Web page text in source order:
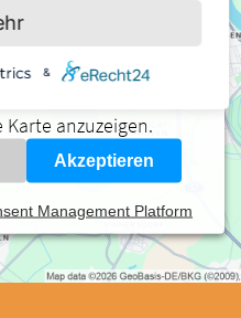
eines Drittanbieters, um
Service kann Daten
Bitte lesen Sie die
Karte anzuzeigen.
Akzeptieren
Management Platform
&